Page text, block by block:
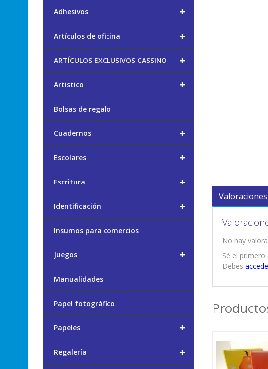
Valoraciones
No hay
Sé el primero
Debes
+
Adhesivos
+
Artículos de oficina
+
ARTÍCULOS EXCLUSIVOS CASSINO
+
Artistico
Bolsas de regalo
+
Cuadernos
+
Escolares
+
Escritura
+
Identificación
Insumos para comercios
+
Juegos
Manualidades
Papel fotográfico
+
Papeles
+
Regalería